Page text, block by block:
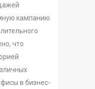
кампанию
что
в бизнес-